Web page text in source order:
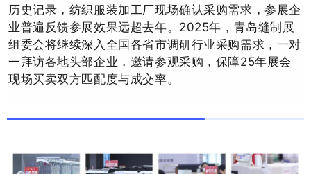
历史记录，纺织服装加工厂现场确认采购需求，参展企
业普遍反馈参展效果远超去年。 2025年，青岛缝制展
组委会将继续深入全国各省市调研行业采购需求，一对
一拜访各地头部企业，邀请参观采购，保障25年展会
现场买卖双方匹配度与成交率。